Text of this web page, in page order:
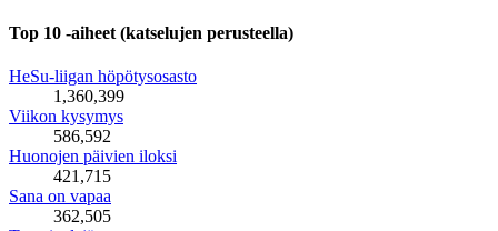
Top 10 -aiheet (katselujen perusteella)
HeSu-liigan höpötysosasto
1,360,399
Viikon kysymys
586,592
Huonojen päivien iloksi
421,715
Sana on vapaa
362,505